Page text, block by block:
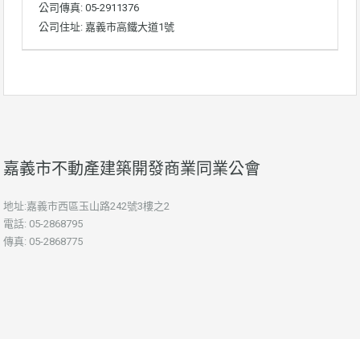
公司傳真: 05-2911376
公司住址: 嘉義市高鐵大道1號
嘉義市不動產建築開發商業同業公會
地址:嘉義市西區玉山路242號3樓之2
電話: 05-2868795
傳真: 05-2868775